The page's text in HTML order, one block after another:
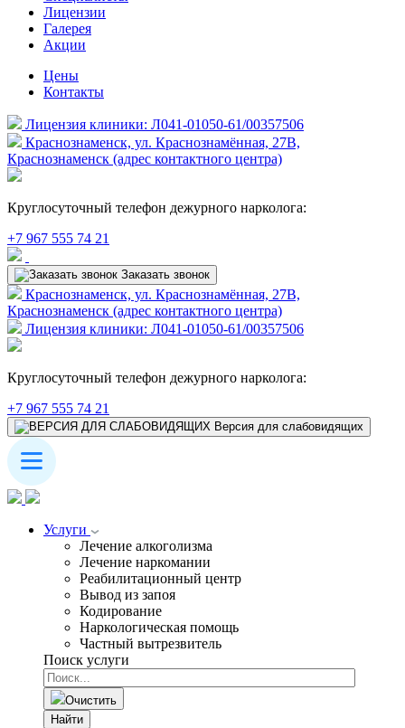
Лицензии
Галерея
Акции
Цены
Контакты
Лицензия клиники: Л041-01050-61/00357506
Краснознаменск, ул. Краснознамённая, 27В,
Краснознаменск (адрес контактного центра)
Круглосуточный телефон дежурного нарколога:
+7 967 555 74 21
Заказать звонок
Краснознаменск, ул. Краснознамённая, 27В,
Краснознаменск (адрес контактного центра)
Лицензия клиники: Л041-01050-61/00357506
Круглосуточный телефон дежурного нарколога:
+7 967 555 74 21
Версия для слабовидящих
Услуги
Лечение алкоголизма
Лечение наркомании
Реабилитационный центр
Вывод из запоя
Кодирование
Наркологическая помощь
Частный вытрезвитель
Поиск услуги
Очистить
Найти